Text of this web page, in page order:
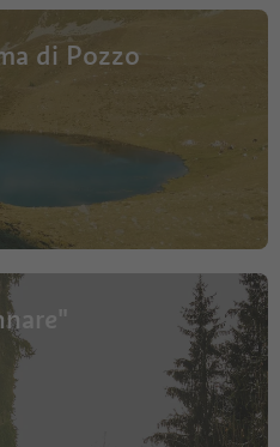
di Pozzo